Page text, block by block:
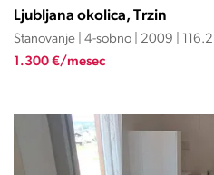
Ljubljana okolica, Trzin
Stanovanje | 4-sobno | 2009 |
1.300 €/mesec